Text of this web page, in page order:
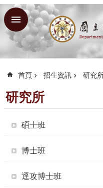
跳到主要內容區塊
進
階
尋
回
首
頁
臺
臺
理
首頁 招生資訊 研究
研究所
碩士班
博士班
逕攻博士班